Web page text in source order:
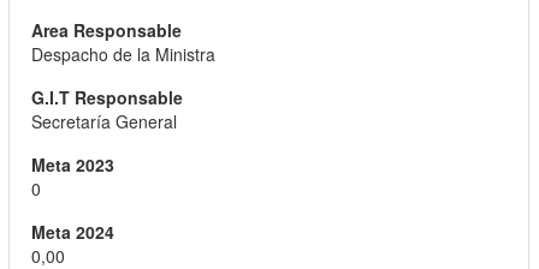
Despacho de la Ministra
Secretaría General
0
0,00